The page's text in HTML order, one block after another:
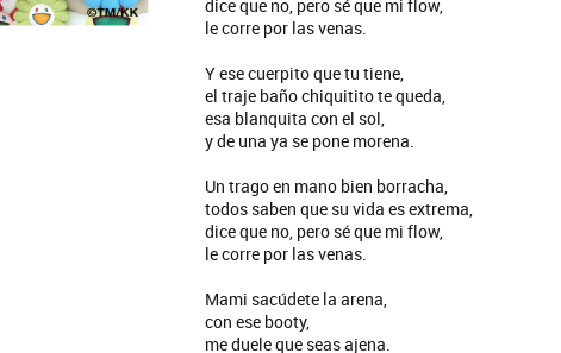
dice que no, pero sé que mi flow,
le corre por las venas.
Y ese cuerpito que tu tiene,
el traje baño chiquitito te queda,
esa blanquita con el sol,
y de una ya se pone morena.
Un trago en mano bien borracha,
todos saben que su vida es extrema,
dice que no, pero sé que mi flow,
le corre por las venas.
Mami sacúdete la arena,
con ese booty,
me duele que seas ajena.